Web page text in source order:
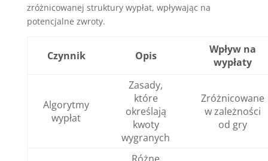
zróżnicowanej struktury wypłat, wpływając na
potencjalne zwroty.
Czynnik Opis
Wpływ na
wypłaty
Algorytmy
wypłat
Zasady,
które
określają
kwoty
wygranych
Zróżnicowane
w zależności
od gry